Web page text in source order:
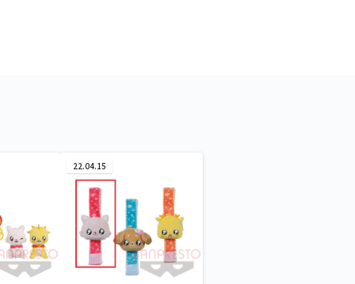
22.04.15